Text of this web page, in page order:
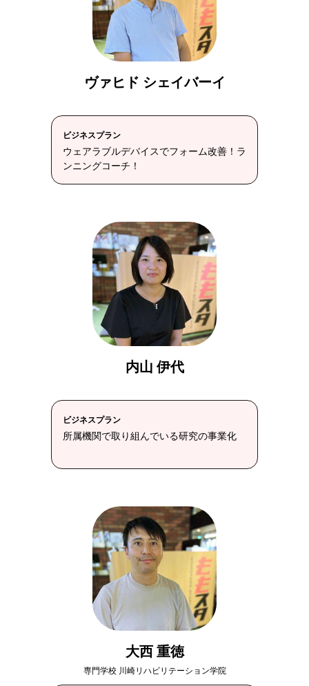
ヴァヒド シェイバーイ
ビジネスプラン
ウェアラブルデバイスでフォーム改善！ラ
ンニングコーチ！
内山 伊代
ビジネスプラン
所属機関で取り組んでいる研究の事業化
大西 重徳
専門学校 川崎リハビリテーション学院